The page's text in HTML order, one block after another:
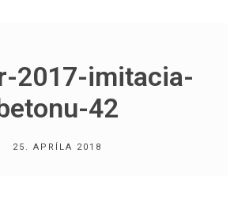
2017-imitacia-
42
25. APRÍLA 2018